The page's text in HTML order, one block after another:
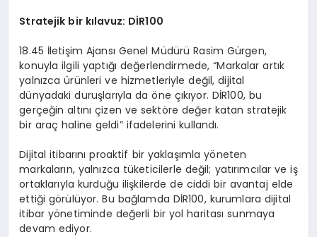
Stratejik bir kılavuz: DİR100
18.45 İletişim Ajansı Genel Müdürü Rasim Gürgen,
konuyla ilgili yaptığı değerlendirmede, “Markalar artık
yalnızca ürünleri ve hizmetleriyle değil, dijital
dünyadaki duruşlarıyla da öne çıkıyor. DİR100, bu
gerçeğin altını çizen ve sektöre değer katan stratejik
bir araç haline geldi” ifadelerini kullandı.
Dijital itibarını proaktif bir yaklaşımla yöneten
markaların, yalnızca tüketicilerle değil; yatırımcılar ve iş
ortaklarıyla kurduğu ilişkilerde de ciddi bir avantaj elde
ettiği görülüyor. Bu bağlamda DİR100, kurumlara dijital
itibar yönetiminde değerli bir yol haritası sunmaya
devam ediyor.